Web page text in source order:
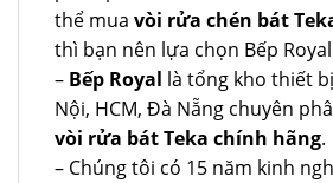
thể mua vòi rửa chén bát
thì bạn nên lựa chọn Bếp
– Bếp Royal là tổng kho thiết
Nội, HCM, Đà Nẵng chuyên
vòi rửa bát Teka chính hãng.
– Chúng tôi có 15 năm kinh